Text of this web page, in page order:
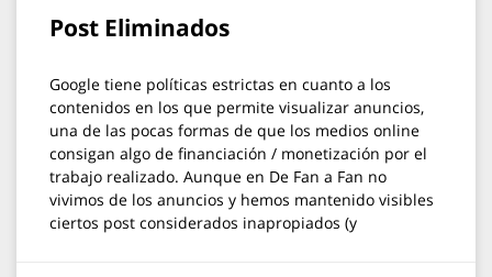
Post Eliminados
Google tiene políticas estrictas en cuanto a los
contenidos en los que permite visualizar anuncios,
una de las pocas formas de que los medios online
consigan algo de financiación / monetización por el
trabajo realizado. Aunque en De Fan a Fan no
vivimos de los anuncios y hemos mantenido visibles
ciertos post considerados inapropiados (y